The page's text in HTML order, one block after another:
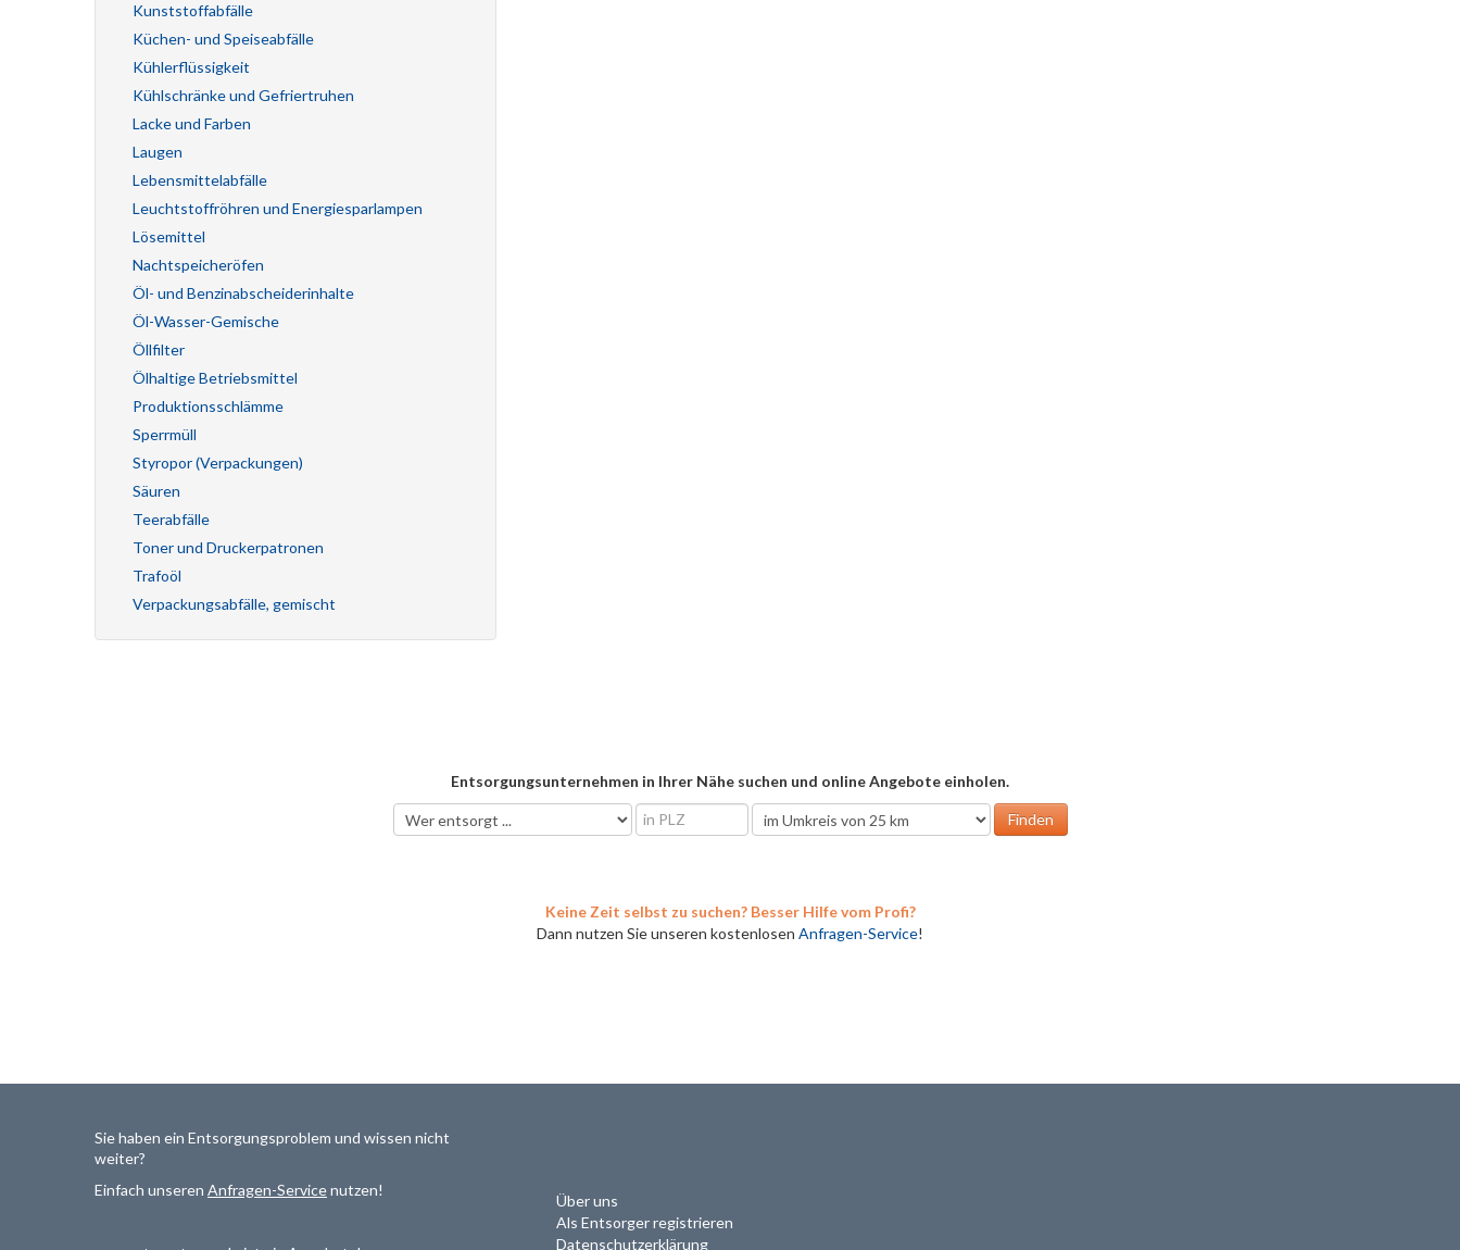
Kunststoffabfälle
Küchen- und Speiseabfälle
Kühlerflüssigkeit
Kühlschränke und Gefriertruhen
Lacke und Farben
Laugen
Lebensmittelabfälle
Leuchtstoffröhren und Energiesparlampen
Lösemittel
Nachtspeicheröfen
Öl- und Benzinabscheiderinhalte
Öl-Wasser-Gemische
Öllfilter
Ölhaltige Betriebsmittel
Produktionsschlämme
Sperrmüll
Styropor (Verpackungen)
Säuren
Teerabfälle
Toner und Druckerpatronen
Trafoöl
Verpackungsabfälle, gemischt
Entsorgungsunternehmen in Ihrer Nähe suchen und online Angebote einholen.
Keine Zeit selbst zu suchen? Besser Hilfe vom Profi?
Dann nutzen Sie unseren kostenlosen Anfragen-Service!
Sie haben ein Entsorgungsproblem und wissen nicht
weiter?
Einfach unseren Anfragen-Servicenutzen!
Über uns
Als Entsorger registrieren
Datenschutzerklärung